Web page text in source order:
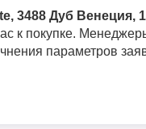
3488 Дуб Венеция,
к покупке.
параметров